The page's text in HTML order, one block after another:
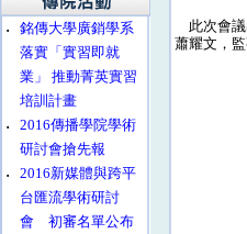
‧
銘傳大學廣銷學系
落實「實習即就
業」 推動菁英實習
培訓計畫
‧
2016傳播學院學術
研討會搶先報
‧
2016新媒體與跨平
台匯流學術研討
會 初審名單公布
此次會議
蕭耀文，